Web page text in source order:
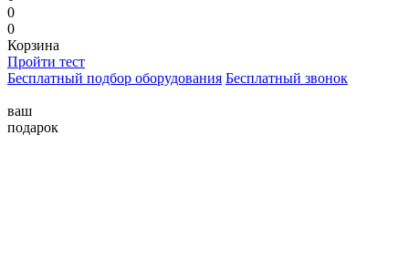
0
0
Корзина
Пройти тест
Бесплатный подбор оборудования Бесплатный звонок
ваш
подарок